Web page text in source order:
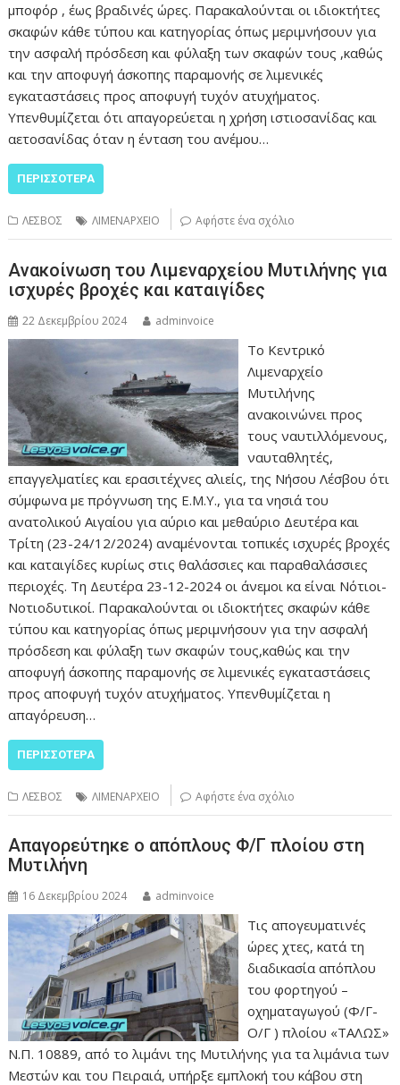
μποφόρ , έως βραδινές ώρες. Παρακαλούνται οι ιδιοκτήτες
σκαφών κάθε τύπου και κατηγορίας όπως μεριμνήσουν για
την ασφαλή πρόσδεση και φύλαξη των σκαφών τους ,καθώς
και την αποφυγή άσκοπης παραμονής σε λιμενικές
εγκαταστάσεις προς αποφυγή τυχόν ατυχήματος.
Υπενθυμίζεται ότι απαγορεύεται η χρήση ιστιοσανίδας και
αετοσανίδας όταν η ένταση του ανέμου…
ΠΕΡΙΣΣΌΤΕΡΑ
ΛΕΣΒΟΣ ΛΙΜΕΝΑΡΧΕΙΟ Αφήστε ένα σχόλιο
Ανακοίνωση του Λιμεναρχείου Μυτιλήνης για
ισχυρές βροχές και καταιγίδες
22 Δεκεμβρίου 2024 adminvoice
Το Κεντρικό
Λιμεναρχείο
Μυτιλήνης
ανακοινώνει προς
τους ναυτιλλόμενους,
ναυταθλητές,
επαγγελματίες και ερασιτέχνες αλιείς, της Νήσου Λέσβου ότι
σύμφωνα με πρόγνωση της Ε.Μ.Υ., για τα νησιά του
ανατολικού Αιγαίου για αύριο και μεθαύριο Δευτέρα και
Τρίτη (23-24/12/2024) αναμένονται τοπικές ισχυρές βροχές
και καταιγίδες κυρίως στις θαλάσσιες και παραθαλάσσιες
περιοχές. Τη Δευτέρα 23-12-2024 οι άνεμοι κα είναι Νότιοι-
Νοτιοδυτικοί. Παρακαλούνται οι ιδιοκτήτες σκαφών κάθε
τύπου και κατηγορίας όπως μεριμνήσουν για την ασφαλή
πρόσδεση και φύλαξη των σκαφών τους,καθώς και την
αποφυγή άσκοπης παραμονής σε λιμενικές εγκαταστάσεις
προς αποφυγή τυχόν ατυχήματος. Υπενθυμίζεται η
απαγόρευση…
ΠΕΡΙΣΣΌΤΕΡΑ
ΛΕΣΒΟΣ ΛΙΜΕΝΑΡΧΕΙΟ Αφήστε ένα σχόλιο
Απαγορεύτηκε ο απόπλους Φ/Γ πλοίου στη
Μυτιλήνη
16 Δεκεμβρίου 2024 adminvoice
Τις απογευματινές
ώρες χτες, κατά τη
διαδικασία απόπλου
του φορτηγού –
οχηματαγωγού (Φ/Γ-
Ο/Γ ) πλοίου «ΤΑΛΩΣ»
Ν.Π. 10889, από το λιμάνι της Μυτιλήνης για τα λιμάνια των
Μεστών και του Πειραιά, υπήρξε εμπλοκή του κάβου στη